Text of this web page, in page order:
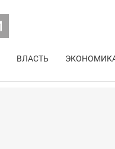
ВЛАСТЬ